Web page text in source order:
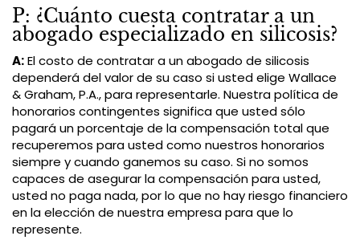
P: ¿Cuánto cuesta contratar a un
abogado especializado en silicosis?
A:El costo de contratar a un abogado de silicosis
dependerá del valor de su caso si usted elige Wallace
& Graham, P.A., para representarle. Nuestra política de
honorarios contingentes significa que usted sólo
pagará un porcentaje de la compensación total que
recuperemos para usted como nuestros honorarios
siempre y cuando ganemos su caso. Si no somos
capaces de asegurar la compensación para usted,
usted no paga nada, por lo que no hay riesgo financiero
en la elección de nuestra empresa para que lo
represente.